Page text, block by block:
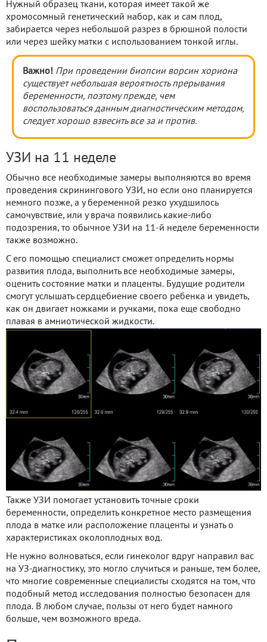
Нужный образец ткани, которая имеет такой же
хромосомный генетический набор, как и сам плод,
забирается через небольшой разрез в брюшной полости
или через шейку матки с использованием тонкой иглы.
Важно! При проведении биопсии ворсин хориона
существует небольшая вероятность прерывания
беременности, поэтому прежде, чем
воспользоваться данным диагностическим методом,
следует хорошо взвесить все за и против.
УЗИ на 11 неделе
Обычно все необходимые замеры выполняются во время
проведения скринингового УЗИ, но если оно планируется
немного позже, а у беременной резко ухудшилось
самочувствие, или у врача появились какие-либо
подозрения, то обычное УЗИ на 11-й неделе беременности
также возможно.
С его помощью специалист сможет определить нормы
развития плода, выполнить все необходимые замеры,
оценить состояние матки и плаценты. Будущие родители
смогут услышать сердцебиение своего ребенка и увидеть,
как он двигает ножками и ручками, пока еще свободно
плавая в амниотической жидкости.
Также УЗИ помогает установить точные сроки
беременности, определить конкретное место размещения
плода в матке или расположение плаценты и узнать о
характеристиках околоплодных вод.
Не нужно волноваться, если гинеколог вдруг направил вас
на УЗ-диагностику, это могло случиться и раньше, тем более,
что многие современные специалисты сходятся на том, что
подобный метод исследования полностью безопасен для
плода. В любом случае, пользы от него будет намного
больше, чем возможного вреда.